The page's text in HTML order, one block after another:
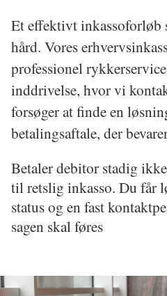
Et effektivt inkassoforløb
hård. Vores
professionel
inddrivelse, hvor vi
forsøger at finde en
betalingsaftale, der
Betaler debitor stadig
til retslig inkasso. Du får
status og en fast
sagen skal føres